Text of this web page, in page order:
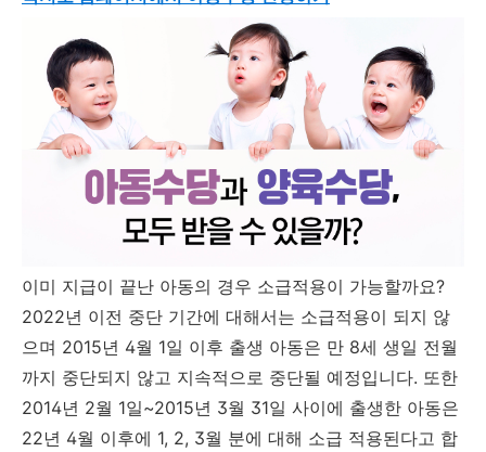
이미 지급이 끝난 아동의 경우 소급적용이 가능할까요?
2022년 이전 중단 기간에 대해서는 소급적용이 되지 않
으며 2015년 4월 1일 이후 출생 아동은 만 8세 생일 전월
까지 중단되지 않고 지속적으로 중단될 예정입니다. 또한
2014년 2월 1일~2015년 3월 31일 사이에 출생한 아동은
22년 4월 이후에 1, 2, 3월 분에 대해 소급 적용된다고 합